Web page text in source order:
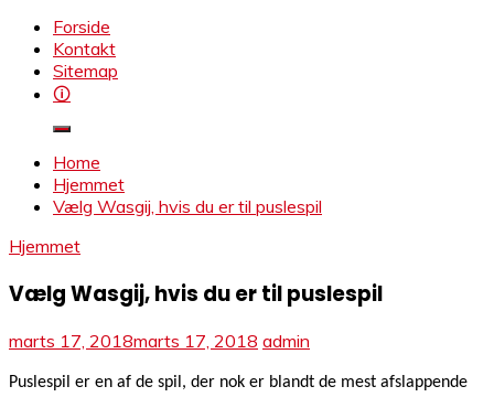
Forside
Kontakt
Sitemap
🛈
Home
Hjemmet
Vælg Wasgij, hvis du er til puslespil
Hjemmet
Vælg Wasgij, hvis du er til puslespil
marts 17, 2018marts 17, 2018 admin
Puslespil er en af de spil, der nok er blandt de mest afslappende